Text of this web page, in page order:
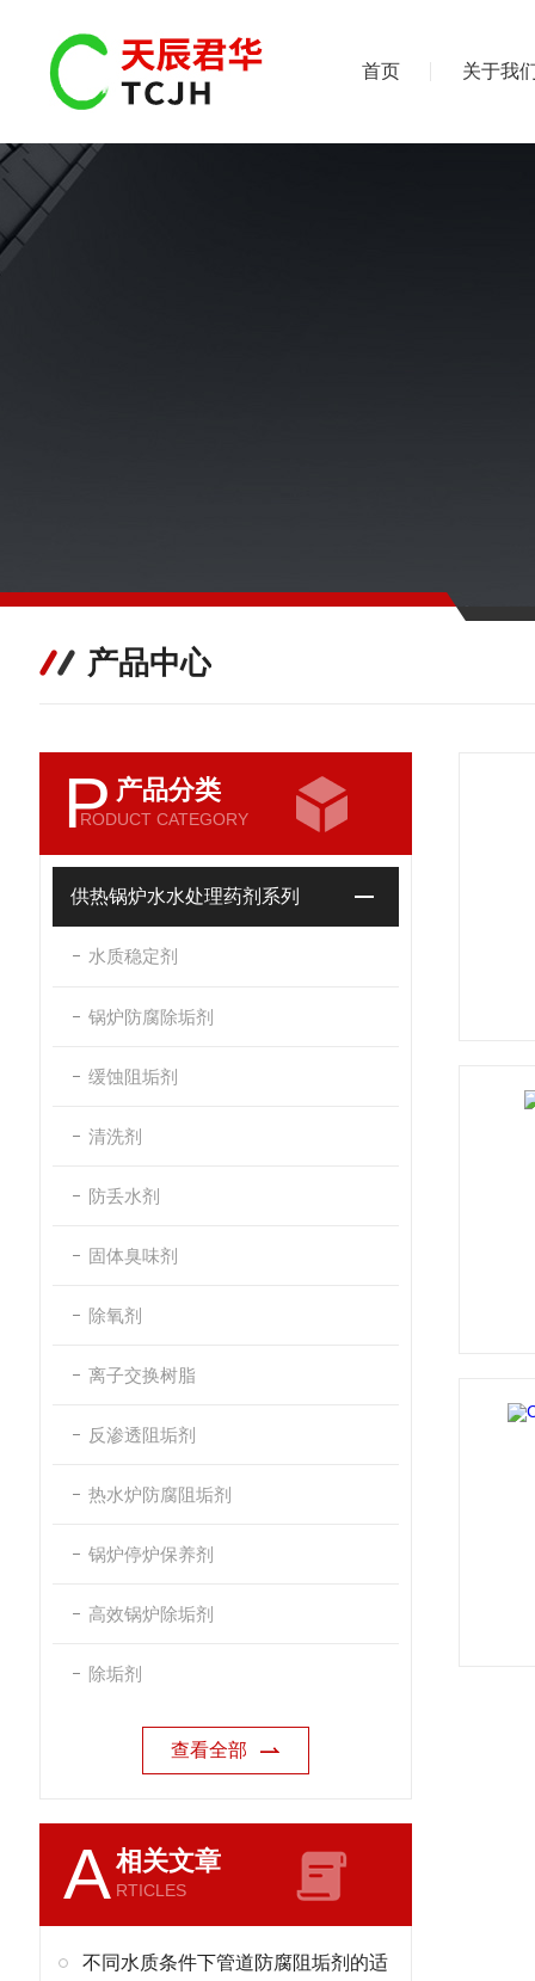
首页 关于我
产品中心
P 产品分类
RODUCT CATEGORY
供热锅炉水水处理药剂系列
水质稳定剂
锅炉防腐除垢剂
缓蚀阻垢剂
清洗剂
防丢水剂
固体臭味剂
除氧剂
离子交换树脂
反渗透阻垢剂
热水炉防腐阻垢剂
锅炉停炉保养剂
高效锅炉除垢剂
除垢剂
查看全部
A相关文章
RTICLES
不同水质条件下管道防腐阻垢剂的适